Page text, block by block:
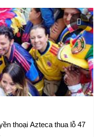
thoại Azteca thua lỗ 47